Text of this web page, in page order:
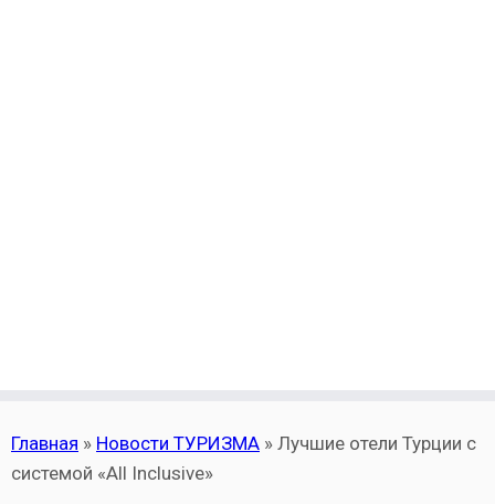
Главная » Новости ТУРИЗМА » Лучшие отели Турции с
системой «All Inclusive»